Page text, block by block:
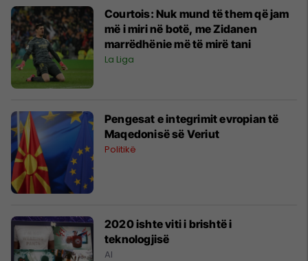
Courtois: Nuk mund të them që jam
më i miri në botë, me Zidanen
marrëdhënie më të mirë tani
La Liga
Pengesat e integrimit evropian të
Maqedonisë së Veriut
Politikë
2020 ishte viti i brishtë i
teknologjisë
AI